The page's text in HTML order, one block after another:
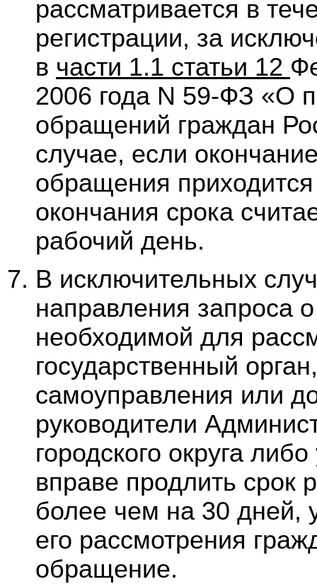
рассматривается в
регистрации, за
в части 1.1 статьи 12
2006 года N 59-ФЗ «О
обращений граждан
случае, если
обращения
окончания срока
рабочий день.
В исключительных
направления запроса
необходимой для
государственный
самоуправления или
руководители
городского округа
вправе продлить срок
более чем на 30 дней,
его рассмотрения
обращение.